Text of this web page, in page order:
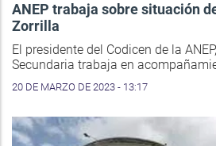
ANEP trabaja sobre situación
Zorrilla
El presidente del Codicen de la
Secundaria trabaja en
20 DE MARZO DE 2023 - 13:17